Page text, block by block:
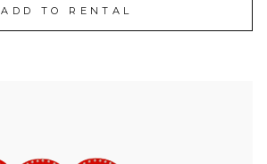
ADD TO RENTAL